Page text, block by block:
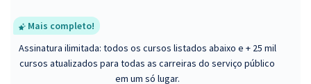
Mais completo!
Assinatura ilimitada: todos os cursos listados abaixo e + 25 mil
cursos atualizados para todas as carreiras do serviço público
em um só lugar.